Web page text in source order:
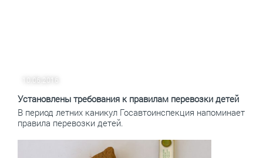
10.06.2016
Установлены требования к правилам перевозки детей
В период летних каникул Госавтоинспекция напоминает
правила перевозки детей.